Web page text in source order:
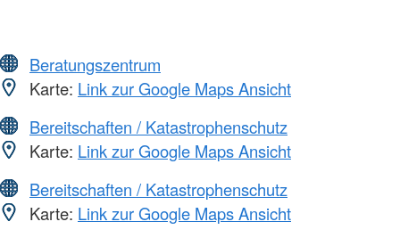
Beratungszentrum
Karte: Link zur Google Maps Ansicht
Bereitschaften / Katastrophenschutz
Karte: Link zur Google Maps Ansicht
Bereitschaften / Katastrophenschutz
Karte: Link zur Google Maps Ansicht